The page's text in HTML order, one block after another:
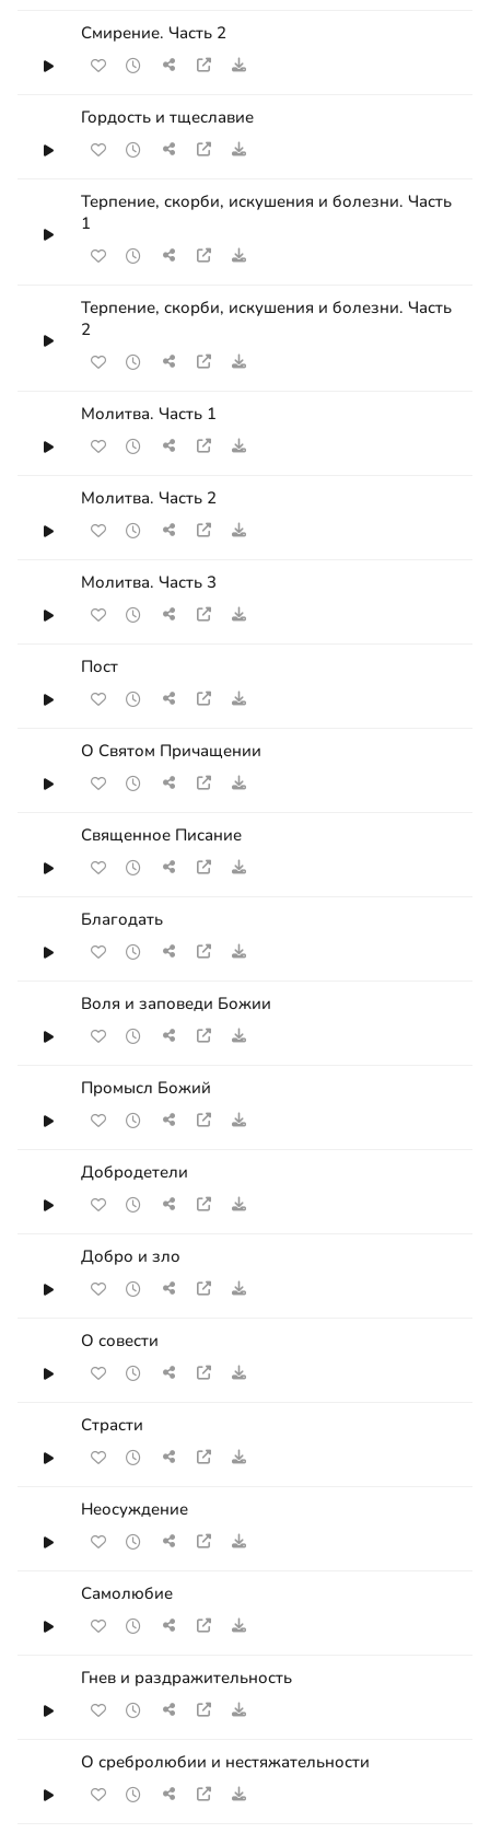
Смирение. Часть 2
Гордость и тщеславие
Терпение, скорби, искушения и болезни. Часть
1
Терпение, скорби, искушения и болезни. Часть
2
Молитва. Часть 1
Молитва. Часть 2
Молитва. Часть 3
Пост
О Святом Причащении
Священное Писание
Благодать
Воля и заповеди Божии
Промысл Божий
Добродетели
Добро и зло
О совести
Страсти
Неосуждение
Самолюбие
Гнев и раздражительность
О сребролюбии и нестяжательности